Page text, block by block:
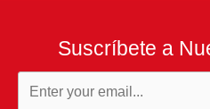
Suscríbete a